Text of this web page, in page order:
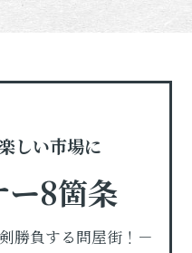
しい市場に
ー8箇条
勝負する問屋街！－